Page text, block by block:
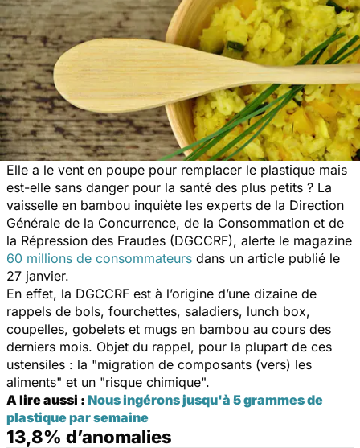
Elle a le vent en poupe pour remplacer le plastique mais
est-elle sans danger pour la santé des plus petits ? La
vaisselle en bambou inquiète les experts de la Direction
Générale de la Concurrence, de la Consommation et de
la Répression des Fraudes (DGCCRF), alerte le magazine
60 millions de consommateurs dans un article publié le
27 janvier.
En effet, la DGCCRF est à l’origine d’une dizaine de
rappels de bols, fourchettes, saladiers, lunch box,
coupelles, gobelets et mugs en bambou au cours des
derniers mois. Objet du rappel, pour la plupart de ces
ustensiles : la "migration de composants (vers) les
aliments" et un "risque chimique".
A lire aussi : Nous ingérons jusqu'à 5 grammes de
plastique par semaine
13,8% d’anomalies